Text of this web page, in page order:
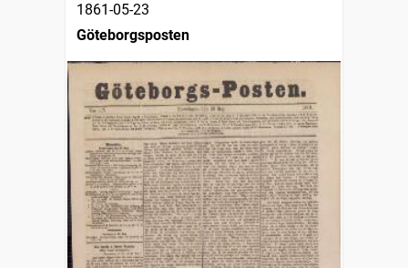
1861-05-23
Göteborgsposten